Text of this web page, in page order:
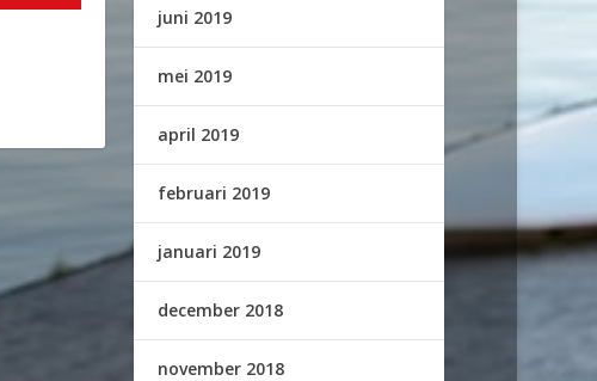
juni 2019
mei 2019
april 2019
februari 2019
januari 2019
december 2018
november 2018